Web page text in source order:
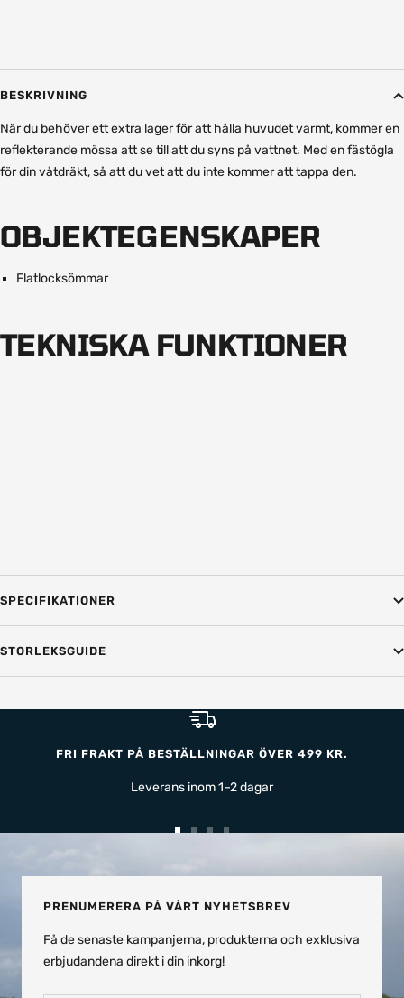
BESKRIVNING
När du behöver ett extra lager för att hålla huvudet varmt, kommer en
reflekterande mössa att se till att du syns på vattnet. Med en fästögla
för din våtdräkt, så att du vet att du inte kommer att tappa den.
OBJEKTEGENSKAPER
Flatlocksömmar
TEKNISKA FUNKTIONER
SPECIFIKATIONER
STORLEKSGUIDE
FRI FRAKT PÅ BESTÄLLNINGAR ÖVER 499 KR.
Leverans inom 1–2 dagar
1
2 3 4
PRENUMERERA PÅ VÅRT NYHETSBREV
Få de senaste kampanjerna, produkterna och exklusiva
erbjudandena direkt i din inkorg!